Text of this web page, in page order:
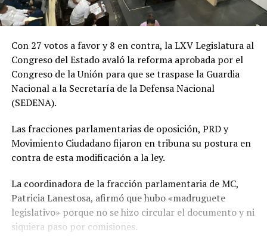
Con 27 votos a favor y 8 en contra, la LXV Legislatura al
Congreso del Estado avaló la reforma aprobada por el
Congreso de la Unión para que se traspase la Guardia
Nacional a la Secretaría de la Defensa Nacional
(SEDENA).
Las fracciones parlamentarias de oposición, PRD y
Movimiento Ciudadano fijaron en tribuna su postura en
contra de esta modificación a la ley.
La coordinadora de la fracción parlamentaria de MC,
Patricia Lanestosa, afirmó que hubo «madruguete
legislativo» porque no se hizo circular el documento y ni
siquiera paso por comisiones.